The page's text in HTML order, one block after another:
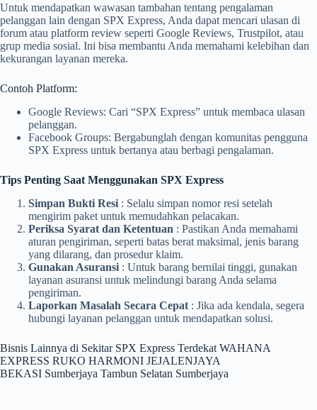
Untuk mendapatkan wawasan tambahan tentang pengalaman
pelanggan lain dengan SPX Express, Anda dapat mencari ulasan di
forum atau platform review seperti Google Reviews, Trustpilot, atau
grup media sosial. Ini bisa membantu Anda memahami kelebihan dan
kekurangan layanan mereka.
Contoh Platform:
Google Reviews: Cari “SPX Express” untuk membaca ulasan
pelanggan.
Facebook Groups: Bergabunglah dengan komunitas pengguna
SPX Express untuk bertanya atau berbagi pengalaman.
Tips Penting Saat Menggunakan SPX Express
Simpan Bukti Resi : Selalu simpan nomor resi setelah
mengirim paket untuk memudahkan pelacakan.
Periksa Syarat dan Ketentuan : Pastikan Anda memahami
aturan pengiriman, seperti batas berat maksimal, jenis barang
yang dilarang, dan prosedur klaim.
Gunakan Asuransi : Untuk barang bernilai tinggi, gunakan
layanan asuransi untuk melindungi barang Anda selama
pengiriman.
Laporkan Masalah Secara Cepat : Jika ada kendala, segera
hubungi layanan pelanggan untuk mendapatkan solusi.
Bisnis Lainnya di Sekitar SPX Express Terdekat WAHANA
EXPRESS RUKO HARMONI JEJALENJAYA
BEKASI Sumberjaya Tambun Selatan Sumberjaya